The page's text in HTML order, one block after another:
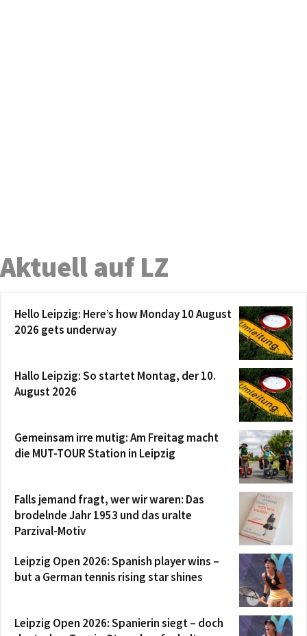
Aktuell auf LZ
Hello Leipzig: Here’s how Monday 10 August
2026 gets underway
Hallo Leipzig: So startet Montag, der 10.
August 2026
Gemeinsam irre mutig: Am Freitag macht
die MUT-TOUR Station in Leipzig
Falls jemand fragt, wer wir waren: Das
brodelnde Jahr 1953 und das uralte
Parzival-Motiv
Leipzig Open 2026: Spanish player wins –
but a German tennis rising star shines
Leipzig Open 2026: Spanierin siegt – doch